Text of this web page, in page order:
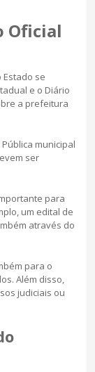
Oficial
se
e o Diário
a prefeitura
municipal
ser
para
um edital de
através do
para o
Além disso,
judiciais ou